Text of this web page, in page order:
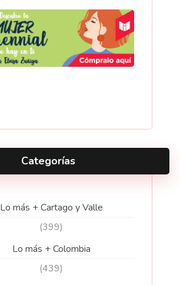
Categorías
Lo más + Cartago y Valle
(399)
Lo más + Colombia
(439)